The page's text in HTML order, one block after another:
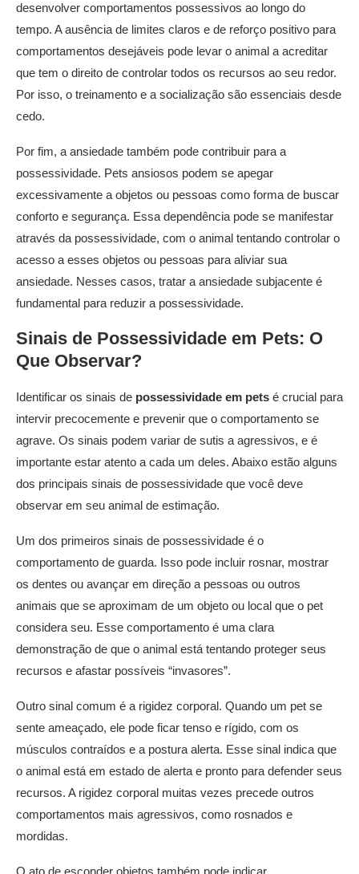
desenvolver comportamentos possessivos ao longo do
tempo. A ausência de limites claros e de reforço positivo para
comportamentos desejáveis pode levar o animal a acreditar
que tem o direito de controlar todos os recursos ao seu redor.
Por isso, o treinamento e a socialização são essenciais desde
cedo.
Por fim, a ansiedade também pode contribuir para a
possessividade. Pets ansiosos podem se apegar
excessivamente a objetos ou pessoas como forma de buscar
conforto e segurança. Essa dependência pode se manifestar
através da possessividade, com o animal tentando controlar o
acesso a esses objetos ou pessoas para aliviar sua
ansiedade. Nesses casos, tratar a ansiedade subjacente é
fundamental para reduzir a possessividade.
Sinais de Possessividade em Pets: O
Que Observar?
Identificar os sinais de possessividade em pets é crucial para
intervir precocemente e prevenir que o comportamento se
agrave. Os sinais podem variar de sutis a agressivos, e é
importante estar atento a cada um deles. Abaixo estão alguns
dos principais sinais de possessividade que você deve
observar em seu animal de estimação.
Um dos primeiros sinais de possessividade é o
comportamento de guarda. Isso pode incluir rosnar, mostrar
os dentes ou avançar em direção a pessoas ou outros
animais que se aproximam de um objeto ou local que o pet
considera seu. Esse comportamento é uma clara
demonstração de que o animal está tentando proteger seus
recursos e afastar possíveis “invasores”.
Outro sinal comum é a rigidez corporal. Quando um pet se
sente ameaçado, ele pode ficar tenso e rígido, com os
músculos contraídos e a postura alerta. Esse sinal indica que
o animal está em estado de alerta e pronto para defender seus
recursos. A rigidez corporal muitas vezes precede outros
comportamentos mais agressivos, como rosnados e
mordidas.